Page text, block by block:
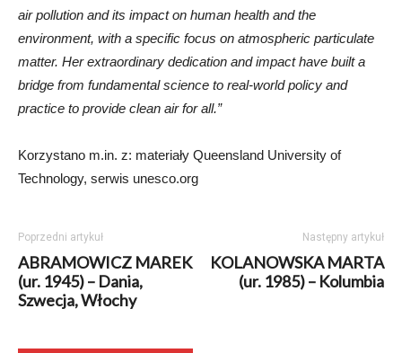
air pollution and its impact on human health and the
environment, with a specific focus on atmospheric particulate
matter. Her extraordinary dedication and impact have built a
bridge from fundamental science to real-world policy and
practice to provide clean air for all.”
Korzystano m.in. z: materiały Queensland University of
Technology, serwis unesco.org
Poprzedni artykuł
ABRAMOWICZ MAREK
(ur. 1945) – Dania,
Szwecja, Włochy
Następny artykuł
KOLANOWSKA MARTA
(ur. 1985) – Kolumbia